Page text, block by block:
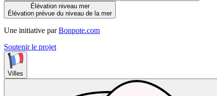
Élévation niveau mer
Élévation prévue du niveau de la mer
Une initiative par Bonpote.com
Soutenir le projet
Villes